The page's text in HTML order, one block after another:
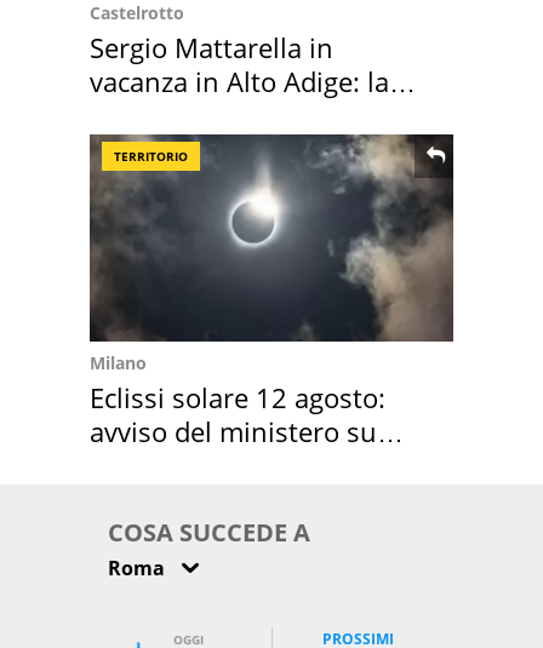
Castelrotto
Sergio Mattarella in
vacanza in Alto Adige: la
TERRITORIO
Milano
Eclissi solare 12 agosto:
avviso del ministero su